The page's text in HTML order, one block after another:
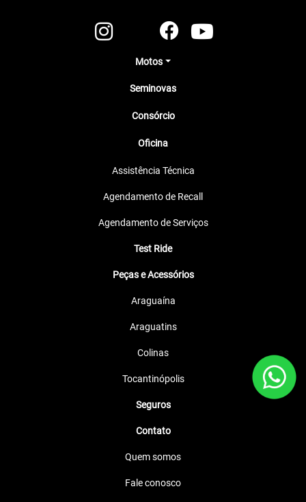
Motos
Seminovas
Consórcio
Oficina
Assistência Técnica
Agendamento de Recall
Agendamento de Serviços
Test Ride
Peças e Acessórios
Araguaína
Araguatins
Colinas
Tocantinópolis
Seguros
Contato
Quem somos
Fale conosco